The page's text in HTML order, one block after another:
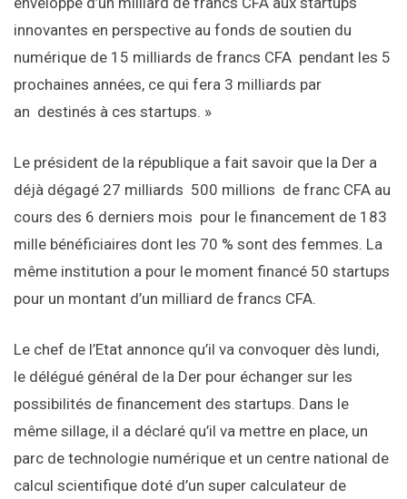
innovantes en perspective au fonds de soutien du
numérique de 15 milliards de francs CFA pendant les 5
prochaines années, ce qui fera 3 milliards par
an destinés à ces startups. »
Le président de la république a fait savoir que la Der a
déjà dégagé 27 milliards 500 millions de franc CFA au
cours des 6 derniers mois pour le financement de 183
mille bénéficiaires dont les 70 % sont des femmes. La
même institution a pour le moment financé 50 startups
pour un montant d’un milliard de francs CFA.
Le chef de l’Etat annonce qu’il va convoquer dès lundi,
le délégué général de la Der pour échanger sur les
possibilités de financement des startups. Dans le
même sillage, il a déclaré qu’il va mettre en place, un
parc de technologie numérique et un centre national de
calcul scientifique doté d’un super calculateur de